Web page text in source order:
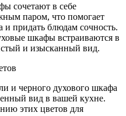
сочетают в себе
паром, что помогает
и придать блюдам сочность.
шкафы встраиваются в
и изысканный вид.
и черного духового шкафа
вид в вашей кухне.
этих цветов для